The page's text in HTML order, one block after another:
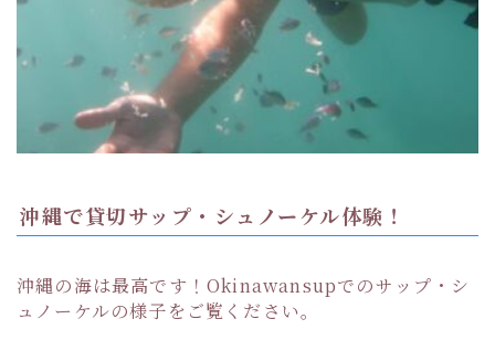
沖縄で貸切サップ・シュノーケル体験！
沖縄の海は最高です！Okinawansupでのサップ・シ
ュノーケルの様子をご覧ください。